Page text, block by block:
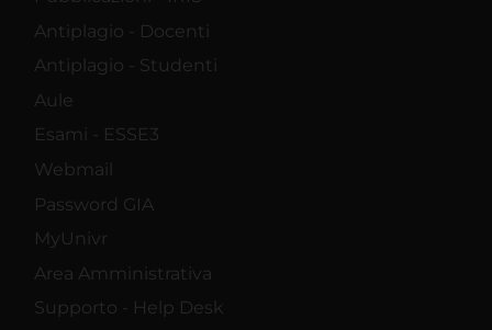
Antiplagio - Docenti
Antiplagio - Studenti
Aule
Esami - ESSE3
Webmail
Password GIA
MyUnivr
Area Amministrativa
Supporto - Help Desk